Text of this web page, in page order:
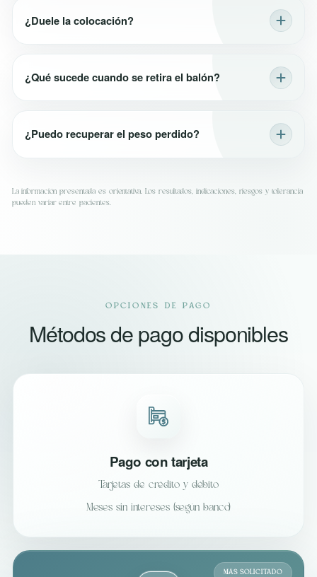
¿Duele la colocación?
¿Qué sucede cuando se retira el balón?
¿Puedo recuperar el peso perdido?
La información presentada es orientativa. Los resultados, indicaciones, riesgos y tolerancia
pueden variar entre pacientes.
OPCIONES DE PAGO
Métodos de pago disponibles
Pago con tarjeta
Tarjetas de crédito y débito
Meses sin intereses (según banco)
MÁS SOLICITADO